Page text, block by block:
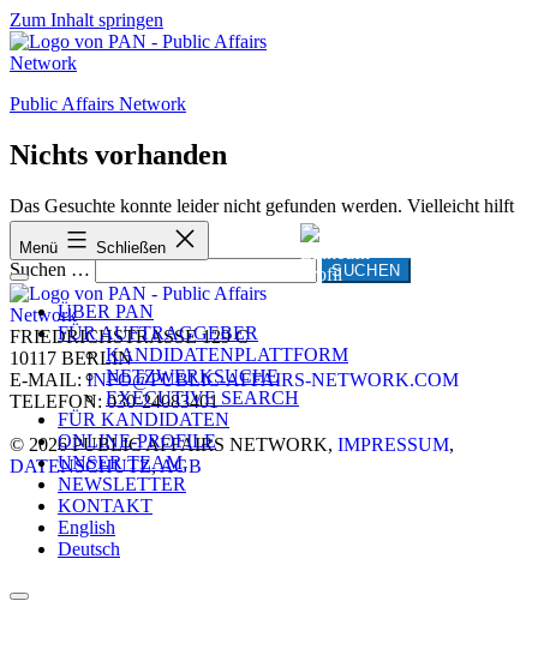
Zum Inhalt springen
Public Affairs Network
Menü Schließen
ÜBER PAN
FÜR AUFTRAGGEBER
KANDIDATENPLATTFORM
NETZWERKSUCHE
EXECUTIVE SEARCH
FÜR KANDIDATEN
ONLINE-PROFILE
UNSER TEAM
NEWSLETTER
KONTAKT
English
Deutsch
Nichts vorhanden
Das Gesuchte konnte leider nicht gefunden werden. Vielleicht hilft
die Suchfunktion.
Suchen …
FRIEDRICHSTRASSE 129 C
10117 BERLIN
E-MAIL:INFO@PUBLIC-AFFAIRS-NETWORK.COM
TELEFON: 030-24083401
© 2026 PUBLIC AFFAIRS NETWORK, IMPRESSUM,
DATENSCHUTZ,AGB